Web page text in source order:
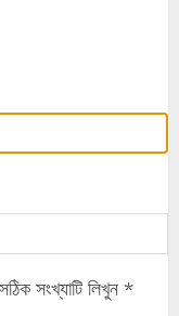
সংখ্যাটি লিখুন *